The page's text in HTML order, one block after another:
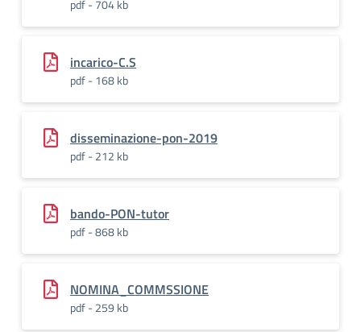
pdf - 704 kb
incarico-C.S
pdf - 168 kb
disseminazione-pon-2019
pdf - 212 kb
bando-PON-tutor
pdf - 868 kb
NOMINA_COMMSSIONE
pdf - 259 kb